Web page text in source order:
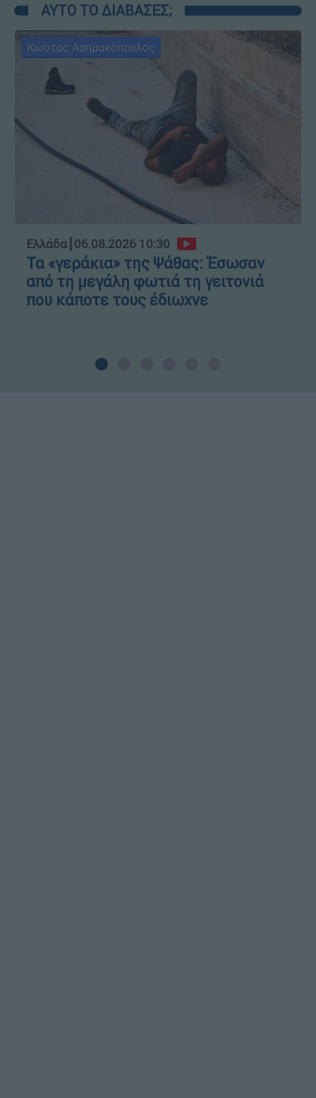
ΑΥΤΟ ΤΟ ΔΙΑΒΑΣΕΣ;
Κώστας Ασημακόπουλος
Ελλάδα┋06.08.2026 10:30
Τα «γεράκια» της Ψάθας: Έσωσαν
από τη μεγάλη φωτιά τη γειτονιά
που κάποτε τους έδιωχνε